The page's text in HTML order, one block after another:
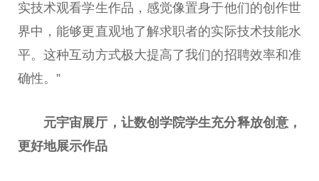
实技术观看学生作品，感觉像置身于他们的创作世
界中，能够更直观地了解求职者的实际技术技能水
平。这种互动方式极大提高了我们的招聘效率和准
确性。”
元宇宙展厅，让数创学院学生充分释放创意 ，
更好地展示作品